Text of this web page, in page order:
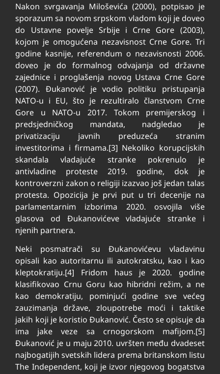
Nakon svrgavanja Miloševića (2000), potpisao je
sporazum sa novom srpskom vladom koji je doveo
do Ustavne povelje Srbije i Crne Gore (2003),
kojom je omogućena nezavisnost Crne Gore. Tri
godine kasnije, referendum o nezavisnosti 2006.
doveo je do formalnog odvajanja od državne
zajednice i proglašenja novog Ustava Crne Gore
(2007). Đukanović je vodio politiku pristupanja
NATO-u i EU, što je rezultiralo članstvom Crne
Gore u NATO-u 2017. Tokom premijerskog i
predsjedničkog mandata, nadgledao je
privatizaciju javnih preduzeća stranim
investitorima i firmama.[3] Nekoliko korupcijskih
skandala vladajuće stranke pokrenulo je
antivladine proteste 2019. godine, dok je
kontroverzni zakon o religiji izazvao još jedan talas
protesta. Opozicija je prvi put u tri decenije na
parlamentarnim izborima 2020. osvojila više
glasova od Đukanovićeve vladajuće stranke i
njenih partnera.
Neki posmatrači su Đukanovićevu vladavinu
opisali kao autoritarnu ili autokratsku, kao i kao
kleptokratiju.[4] Fridom haus je 2020. godine
klasifikovao Crnu Goru kao hibridni režim, a ne
kao demokratiju, pominjući godine sve većeg
zauzimanja države, zloupotrebe moći i taktike
jakih koji je koristio Đukanović. Često se opisuje da
ima jake veze sa crnogorskom mafijom.[5]
Đukanović je u maju 2010. uvršten među dvadeset
najbogatijih svetskih lidera prema britanskom listu
The Independent, koji je izvor njegovog bogatstva